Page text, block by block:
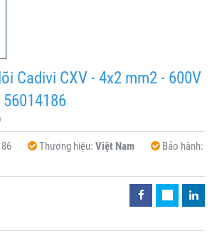
Cadivi CXV - 4x2 mm2 - 600V
Thương hiệu: Việt Nam
Bảo hành: